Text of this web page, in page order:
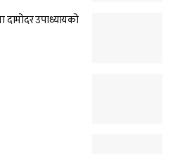
दामोदर उपाध्यायको